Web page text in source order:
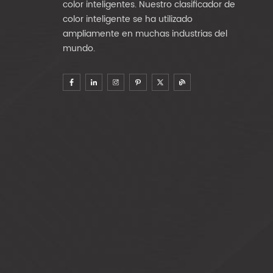
color inteligentes. Nuestro clasificador de
color inteligente se ha utilizado
ampliamente en muchas industrias del
mundo.